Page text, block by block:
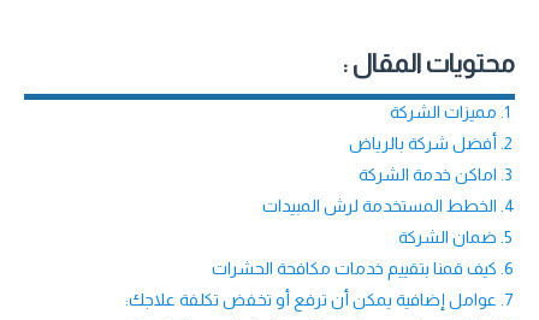
محتويات المقال :
مميزات الشركة
أفضل شركة بالرياض
اماكن خدمة الشركة
الخطط المستخدمة لرش المبيدات
ضمان الشركة
كيف قمنا بتقييم خدمات مكافحة الحشرات
عوامل إضافية يمكن أن ترفع أو تخفض تكلفة علاجك: